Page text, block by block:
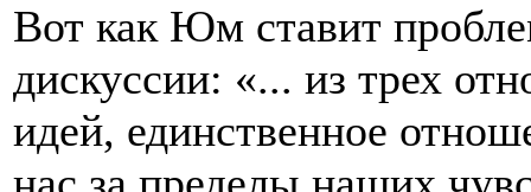
Вот как Юм ставит
дискуссии: «... из трех
идей, единственное